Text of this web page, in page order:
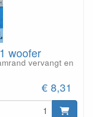
woofer
vervangt en
€ 8,31